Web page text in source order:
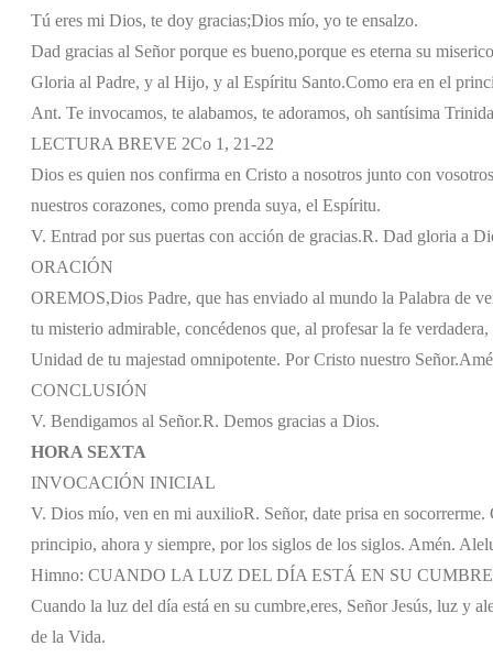
Tú eres mi Dios, te doy gracias;Dios mío, yo te ensalzo.
Dad gracias al Señor porque es bueno,porque es eterna su
Gloria al Padre, y al Hijo, y al Espíritu Santo.Como era en el
Ant. Te invocamos, te alabamos, te adoramos, oh santísima
LECTURA BREVE 2Co 1, 21-22
Dios es quien nos confirma en Cristo a nosotros junto con
nuestros corazones, como prenda suya, el Espíritu.
V. Entrad por sus puertas con acción de gracias.R. Dad gloria a
ORACIÓN
OREMOS,Dios Padre, que has enviado al mundo la Palabra de
tu misterio admirable, concédenos que, al profesar la fe
Unidad de tu majestad omnipotente. Por Cristo nuestro Señor.
CONCLUSIÓN
V. Bendigamos al Señor.R. Demos gracias a Dios.
HORA SEXTA
INVOCACIÓN INICIAL
V. Dios mío, ven en mi auxilioR. Señor, date prisa en
principio, ahora y siempre, por los siglos de los siglos. Amén.
Himno: CUANDO LA LUZ DEL DÍA ESTÁ EN SU CUMBRE
Cuando la luz del día está en su cumbre,eres, Señor Jesús, luz y
de la Vida.